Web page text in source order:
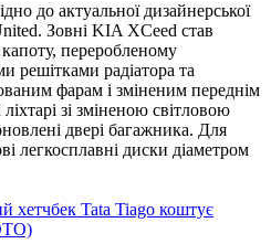
до актуальної дизайнерської
Зовні KIA XCeed став
переробленому
решітками радіатора та
фарам і зміненим переднім
зі зміненою світловою
двері багажника. Для
легкосплавні диски діаметром
хетчбек Tata Tiago коштує